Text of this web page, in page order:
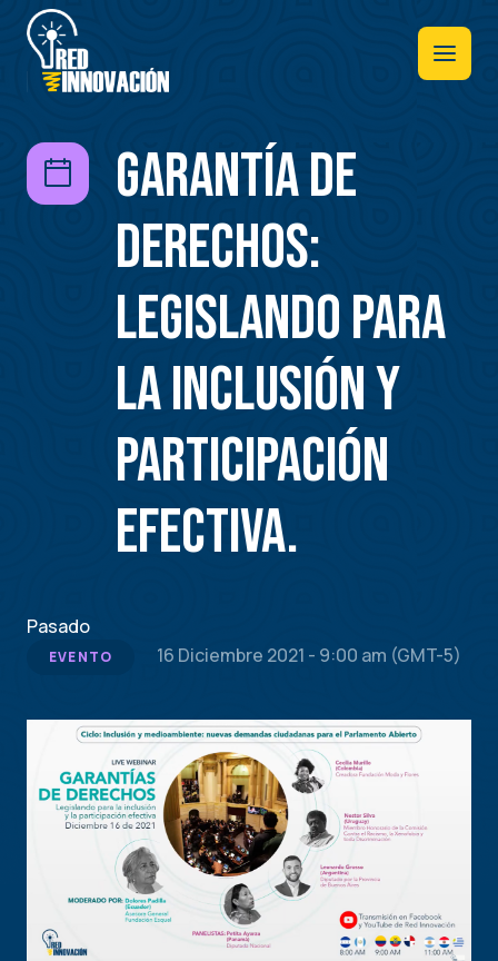
Pasar
contenido
principal
Garantía de
Derechos:
Legislando para
la inclusión y
participación
efectiva.
Pasado
EVENTO 16 Diciembre 2021 - 9:00 am (GMT-5)